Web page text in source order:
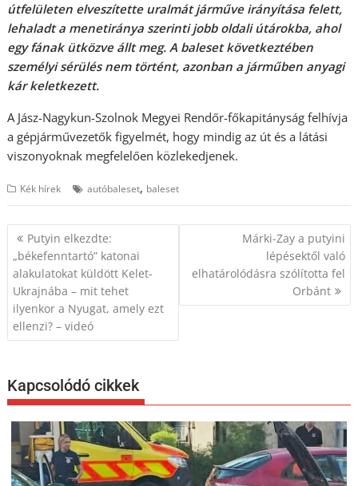
útfelületen elveszítette uralmát járműve irányítása felett,
lehaladt a menetiránya szerinti jobb oldali útárokba, ahol
egy fának ütközve állt meg. A baleset következtében
személyi sérülés nem történt, azonban a járműben anyagi
kár keletkezett.
A Jász-Nagykun-Szolnok Megyei Rendőr-főkapitányság felhívja
a gépjárművezetők figyelmét, hogy mindig az út és a látási
viszonyoknak megfelelően közlekedjenek.
Kék hírek autóbaleset, baleset
Bejegyzés
navigáció
Putyin elkezdte:
„békefenntartó” katonai
alakulatokat küldött Kelet-
Ukrajnába – mit tehet
ilyenkor a Nyugat, amely ezt
ellenzi? – videó
Márki-Zay a putyini
lépésektől való
elhatárolódásra szólította fel
Orbánt
Kapcsolódó cikkek